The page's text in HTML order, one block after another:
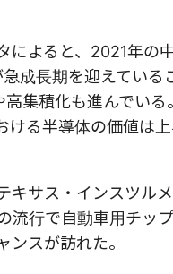
によると、2021年の
成長期を迎えている
集積化も進んでいる
ける半導体の価値は
キサス・インスツル
流行で自動車用チッ
スが訪れた。